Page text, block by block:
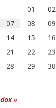
01
02
07 08
09
14 15
16
21 22
23
28 29
30
»